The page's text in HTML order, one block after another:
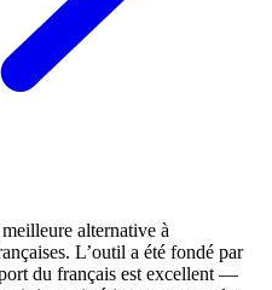
alternative à
L’outil a été fondé par
du français est excellent —